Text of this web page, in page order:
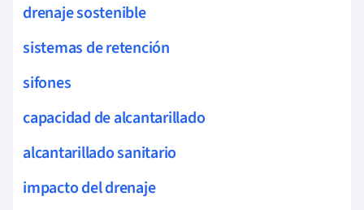
drenaje sostenible
sistemas de retención
sifones
capacidad de alcantarillado
alcantarillado sanitario
impacto del drenaje